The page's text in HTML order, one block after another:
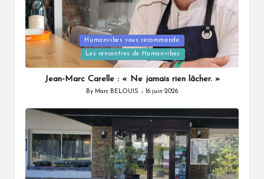
Posted
Humanvibes vous recommande
Les rencontres de Humanvibes
Jean-Marc Carelle : « Ne jamais rien lâcher. »
Posted
By Marc BELOUIS 16 juin 2026